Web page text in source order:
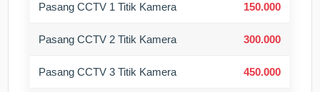
Pasang CCTV 1 Titik Kamera 150.000
Pasang CCTV 2 Titik Kamera 300.000
Pasang CCTV 3 Titik Kamera 450.000